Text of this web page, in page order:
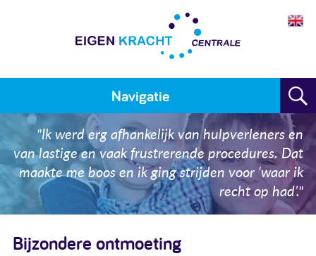
Navigatie
Home
Plan maken
Training
"Ik werd erg afhankelijk van hulpverleners en
van lastige en vaak frustrerende procedures. Dat
maakte me boos en ik ging strijden voor ‘waar ik
recht op had’."
Bijzondere ontmoeting